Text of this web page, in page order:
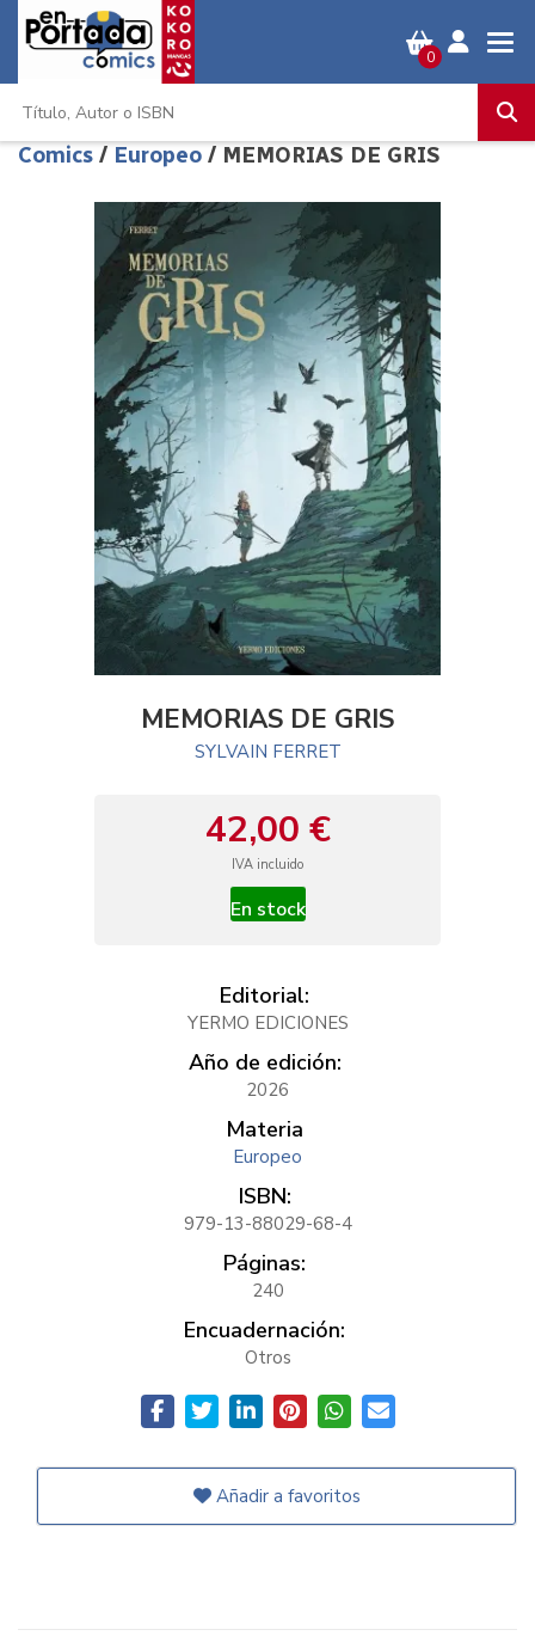
0
Comics / Europeo / MEMORIAS DE GRIS
MEMORIAS DE GRIS
SYLVAIN FERRET
42,00 €
IVA incluido
En stock
Editorial:
YERMO EDICIONES
Año de edición:
2026
Materia
Europeo
ISBN:
979-13-88029-68-4
Páginas:
240
Encuadernación:
Otros
Añadir a favoritos